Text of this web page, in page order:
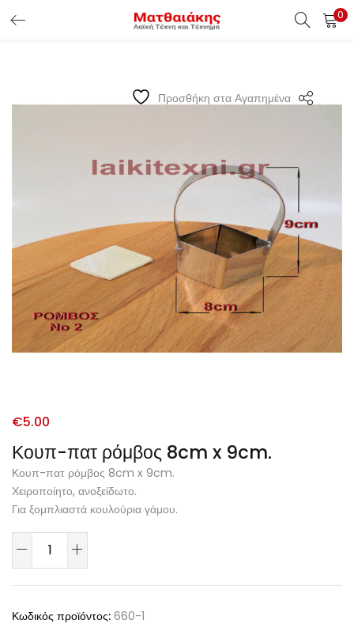
0
Προσθήκη στα Αγαπημένα
Κουπ-πατ ρόμβος 8cm x 9cm.
€5.00
Κουπ-πατ ρόμβος 8cm x 9cm.
Χειροποίητο, ανοξείδωτο.
Για ξομπλιαστά κουλούρια γάμου.
Κωδικός προϊόντος: 660-1
ΕΊΣΟΔΟΣ ΠΕΛΑΤΏΝ
Είσοδος Πελατών
Χάσατε τον κωδικό σας ?